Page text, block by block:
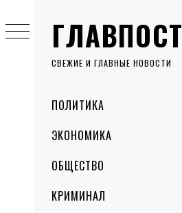
ГЛАВПОСТ
СВЕЖИЕ И ГЛАВНЫЕ НОВОСТИ
MenuПОЛИТИКА
ЭКОНОМИКА
ОБЩЕСТВО
КРИМИНАЛ
to
content